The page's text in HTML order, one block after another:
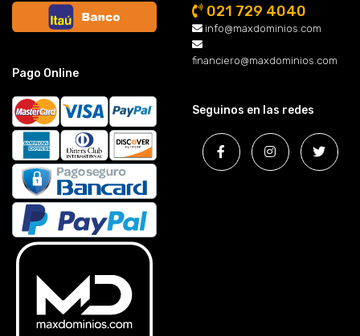
Pago Online
021 729 4040
info@maxdominios.com
financiero@maxdominios.com
Seguinos en las redes